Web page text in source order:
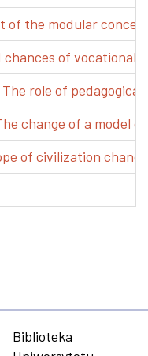
of the modular
chances of vocational
The role of
change of a model
of civilization
Biblioteka